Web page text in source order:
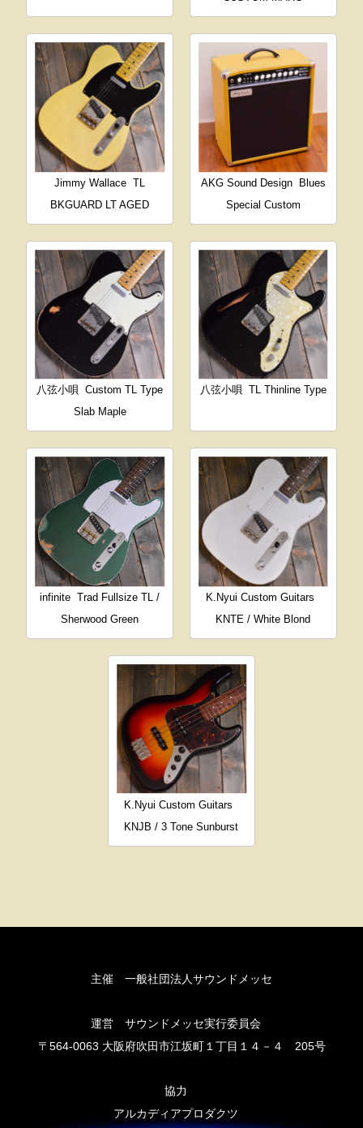
Jimmy Wallace TL
BKGUARD LT AGED
AKG Sound Design
Blues
Special Custom
八弦小唄
Custom TL Type
Slab Maple
八弦小唄 TL Thinline Type
infinite Trad Fullsize TL /
Sherwood Green
K.Nyui Custom Guitars
KNTE / White Blond
K.Nyui Custom Guitars
KNJB / 3 Tone Sunburst
主催 一般社団法人サウンドメッセ
運営 サウンドメッセ実行委員会
〒564-0063 大阪府吹田市江坂町１丁目１４－４ 205号
協力
アルカディアプロダクツ